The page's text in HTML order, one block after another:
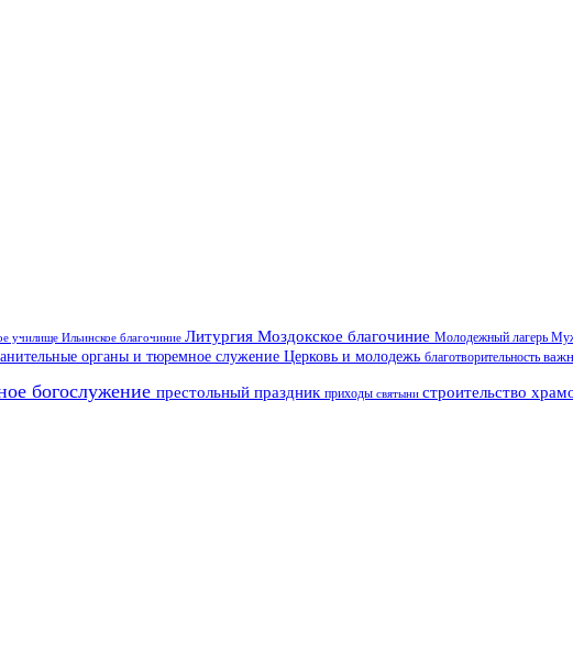
училище Ильинское благочиние Литургия Моздокское благочиние Молодежный лагерь
органы и тюремное служение Церковь и молодежь благотворительность
богослужение престольный праздник приходы святыни строительство